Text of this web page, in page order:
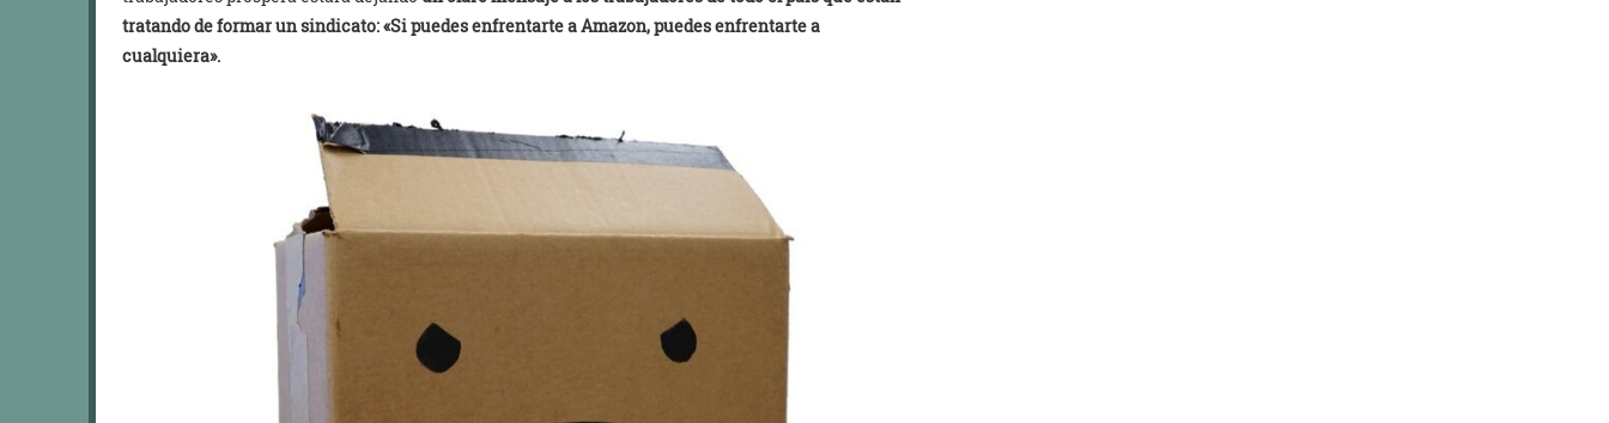
tratando de formar un sindicato: «Si puedes enfrentarte a Amazon, puedes enfrentarte a
cualquiera».